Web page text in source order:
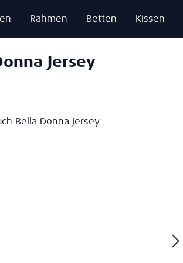
Rahmen Betten Kissen
Jersey